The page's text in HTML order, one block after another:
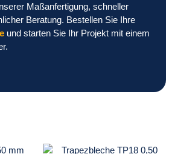
Maßanfertigung, schneller
Beratung. Bestellen Sie Ihre
und starten Sie Ihr Projekt mit einem
Dieses